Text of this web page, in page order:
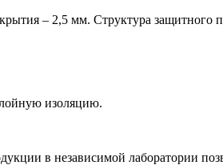
– 2,5 мм. Структура защитного
изоляцию.
в независимой лаборатории